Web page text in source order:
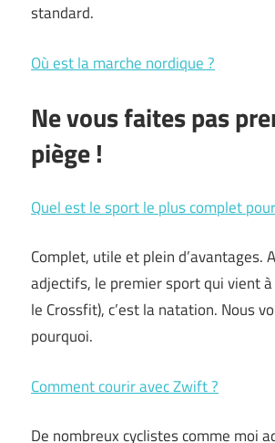
standard.
Où est la marche nordique ?
Ne vous faites pas
piège !
Quel est le sport le plus complet
Complet, utile et plein d’avantages.
adjectifs, le premier sport qui vient à
le Crossfit), c’est la natation. Nous
pourquoi.
Comment courir avec Zwift ?
De nombreux cyclistes comme moi